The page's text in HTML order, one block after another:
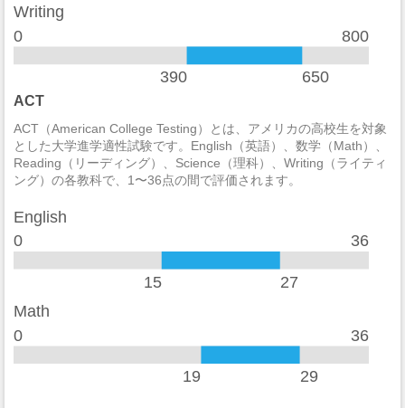
麻薬の法律違反
酒の法律違反 7
強制性犯罪 0
レイプ
セクハラ
法定強姦 0
Writing
0 800
390 650
ACT
ACT（American College Testing）とは、アメリカの高校生を対象
とした大学進学適性試験です。English（英語）、数学（Math）、
Reading（リーディング）、Science（理科）、Writing（ライティ
ング）の各教科で、1〜36点の間で評価されます。
English
0
36
15 27
Math
0
36
19 29